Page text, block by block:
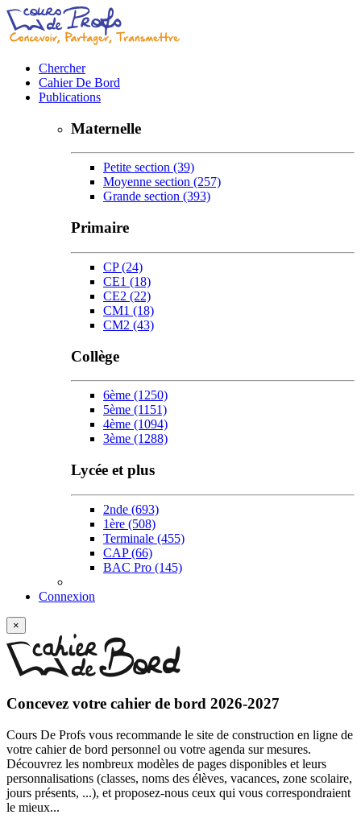
Chercher
Cahier De Bord
Publications
Maternelle
Petite section (39)
Moyenne section (257)
Grande section (393)
Primaire
CP(24)
CE1 (18)
CE2 (22)
CM1 (18)
CM2 (43)
Collège
6ème (1250)
5ème (1151)
4ème (1094)
3ème (1288)
Lycée et plus
2nde (693)
1ère (508)
Terminale (455)
CAP(66)
BAC Pro (145)
Connexion
×
Concevez votre cahier de bord 2026-2027
Cours De Profs vous recommande le site de construction en ligne de
votre cahier de bord personnel ou votre agenda sur mesures.
Découvrez les nombreux modèles de pages disponibles et leurs
personnalisations (classes, noms des élèves, vacances, zone scolaire,
jours présents, ...), et proposez-nous ceux qui vous correspondraient
le mieux...